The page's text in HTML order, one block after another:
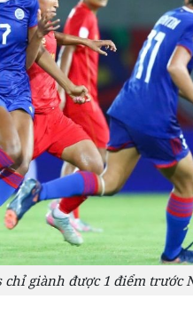
giành được 1 điểm trước